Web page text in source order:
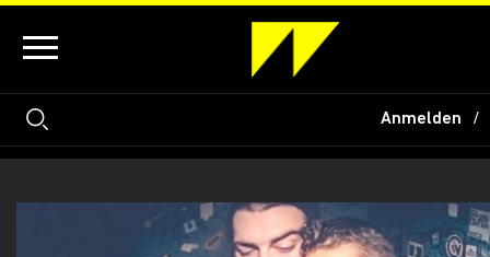
Anmelden